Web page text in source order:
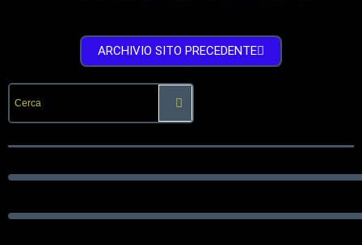
ARCHIVIO SITO PRECEDENTE